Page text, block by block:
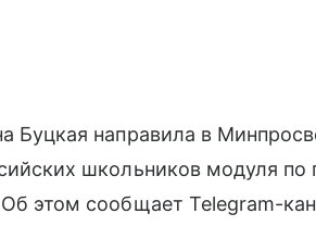
Буцкая направила в
школьников модуля по
этом сообщает Telegram-